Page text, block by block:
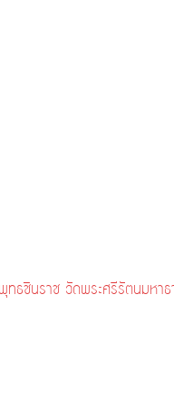
ทธชินราช วัดพระศรีรัตนม